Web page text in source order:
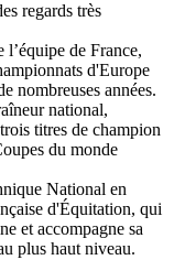
regards très
de France,
d'Europe
nombreuses années.
national,
titres de champion
du monde
National en
d'Équitation, qui
et accompagne sa
plus haut niveau.